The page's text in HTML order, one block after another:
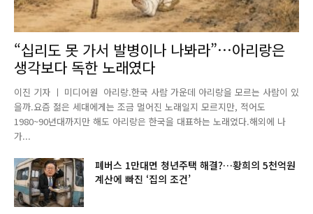
“십리도 못 가서 발병이나 나봐라”…아리랑은
생각보다 독한 노래였다
이진 기자 ㅣ 미디어원 아리랑.한국 사람 가운데 아리랑을 모르는 사람이 있
을까.요즘 젊은 세대에게는 조금 멀어진 노래일지 모르지만, 적어도
1980~90년대까지만 해도 아리랑은 한국을 대표하는 노래였다.해외에 나
가...
폐버스 1만대면 청년주택 해결?…황희의 5천억원
계산에 빠진 ‘집의 조건’